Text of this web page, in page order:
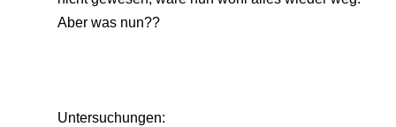
Aber was nun??
Untersuchungen: